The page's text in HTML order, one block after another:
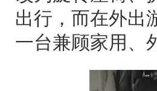
出行，而在外出
一台兼顾家用、